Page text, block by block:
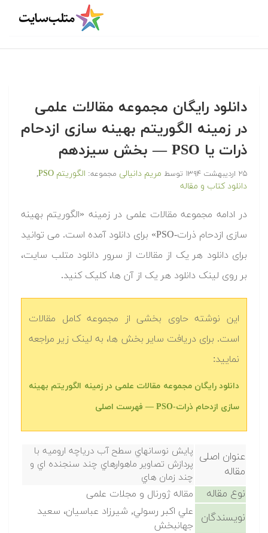
دانلود رایگان مجموعه مقالات علمی
در زمینه الگوریتم بهینه سازی ازدحام
ذرات یا PSO — بخش سیزدهم
۲۵ اردیبهشت ۱۳۹۴ توسط مریم دانیالی مجموعه: الگوریتم PSO ,
دانلود کتاب و مقاله
در ادامه مجموعه مقالات علمی در زمینه «الگوریتم بهینه
سازی ازدحام ذرات-PSO» برای دانلود آمده است. می توانید
برای دانلود هر یک از مقالات از سرور دانلود متلب سایت،
بر روی لینک دانلود هر یک از آن ها، کلیک کنید.
این نوشته حاوی بخشی از مجموعه کامل مقالات
است. برای دریافت سایر بخش ها، به لینک زیر مراجعه
نمایید:
دانلود رایگان مجموعه مقالات علمی در زمینه الگوریتم بهینه
سازی ازدحام ذرات-PSO — فهرست اصلی
عنوان اصلی
مقاله
پايش نوسانهاي سطح آب درياچه اروميه با
پردازش تصاوير ماهوارهاي چند سنجنده اي و
چند زمان هاي
نوع مقاله مقاله ژورنال و مجلات علمی
نویسندگان
علي اكبر رسولي, شيرزاد عباسيان، سعيد
جهانبخش